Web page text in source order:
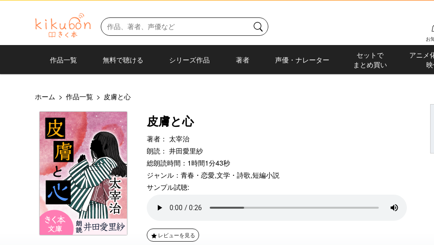
お
作品一覧 無料で聴ける シリーズ作品 著者 声優・ナレーター
セットで
まとめ買い
アニメ
ホーム > 作品一覧 > 皮膚と心
皮膚と心
著者： 太宰治
朗読： 井田愛里紗
総朗読時間：1時間1分43秒
ジャンル： 青春・恋愛,文学・詩歌,短編小説
サンプル試聴:
レビューを見る